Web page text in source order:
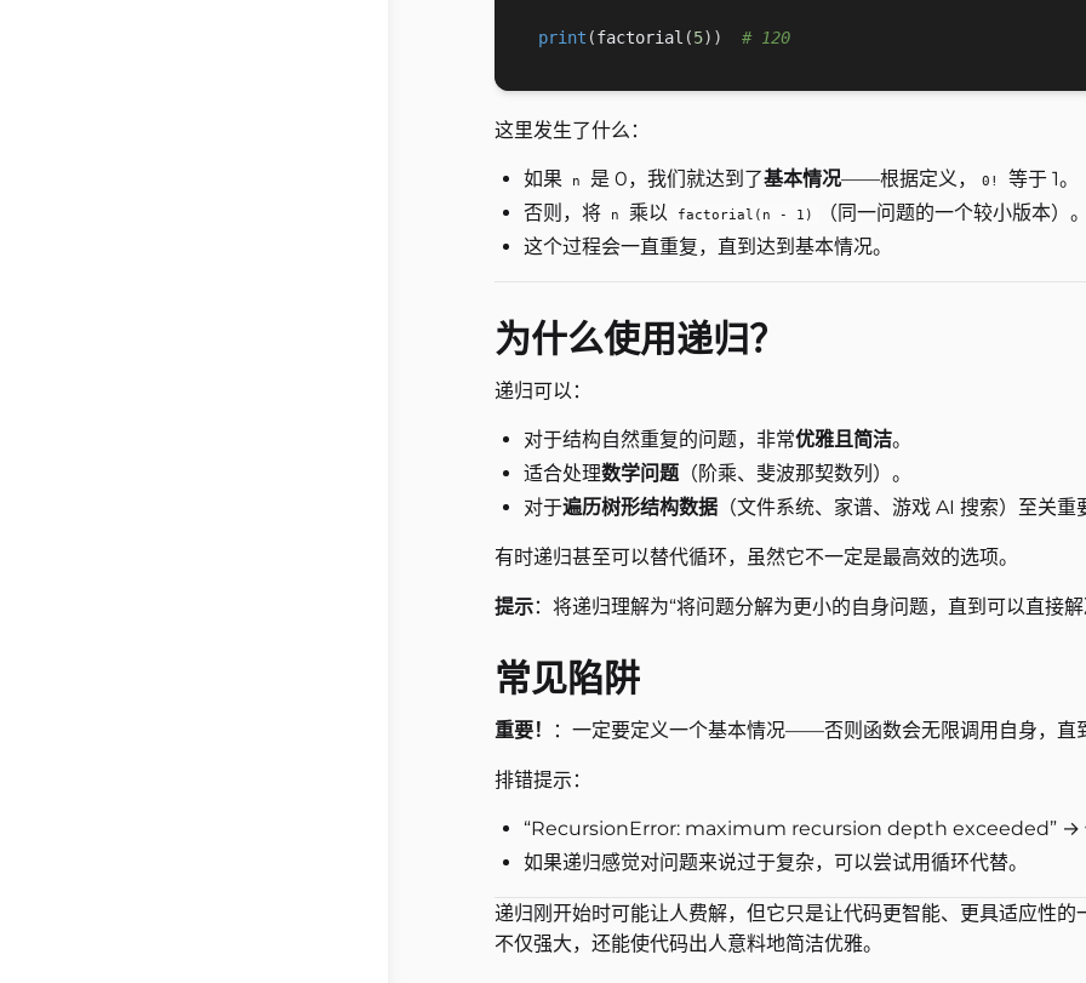
print (factorial (5) ) # 120
这里发生了什么：
如果 n 是 0，我们就达到了基本情况——根据定义， 0!
等于 1。
否则，将
n 乘以 factorial(n - 1)
（同一问题的一个较小版本）
这个过程会一直重复，直到达到基本情况。
为什么使用递归？
递归可以：
对于结构自然重复的问题，非常优雅且简洁。
适合处理数学问题（阶乘、斐波那契数列）。
对于遍历树形结构数据 （文件系统、家谱、游戏 AI 搜索）至关重
有时递归甚至可以替代循环，虽然它不一定是最高效的选项。
提示：将递归理解为“将问题分解为更小的自身问题，直到可以直接
常见陷阱
重要！ ：一定要定义一个基本情况——否则函数会无限调用自身，
排错提示：
“RecursionError: maximum recursion depth exceeded” →
如果递归感觉对问题来说过于复杂，可以尝试用循环代替。
递归刚开始时可能让人费解，但它只是让代码更智能、更具适应性
不仅强大，还能使代码出人意料地简洁优雅。